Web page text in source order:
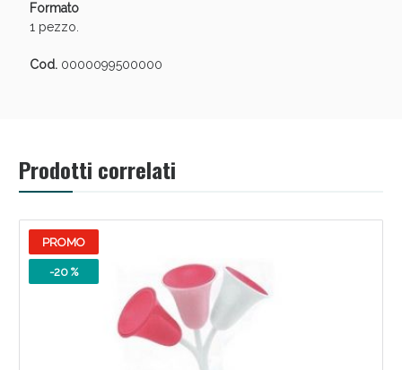
Formato
1 pezzo.
Cod.0000099500000
Prodotti correlati
PROMO
-20 %